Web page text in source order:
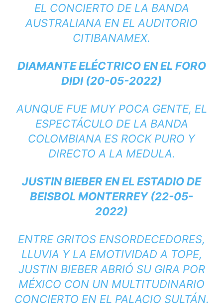
EL CONCIERTO DE LA BANDA
AUSTRALIANA EN EL AUDITORIO
CITIBANAMEX.
DIAMANTE ELÉCTRICO EN EL FORO
DIDI (20-05-2022)
AUNQUE FUE MUY POCA GENTE, EL
ESPECTÁCULO DE LA BANDA
COLOMBIANA ES ROCK PURO Y
DIRECTO A LA MEDULA.
JUSTIN BIEBER EN EL ESTADIO DE
BEISBOL MONTERREY (22-05-
2022)
ENTRE GRITOS ENSORDECEDORES,
LLUVIA Y LA EMOTIVIDAD A TOPE,
JUSTIN BIEBER ABRIÓ SU GIRA POR
MÉXICO CON UN MULTITUDINARIO
CONCIERTO EN EL PALACIO SULTÁN.